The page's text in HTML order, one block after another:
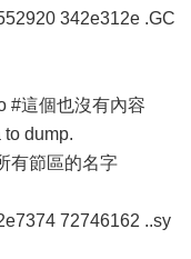
342e312e .GC
#這個也沒有內容
dump.
有節區的名字
72746162 ..sy